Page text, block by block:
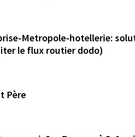
Metropole-hotellerie:
le flux routier dodo)
Père